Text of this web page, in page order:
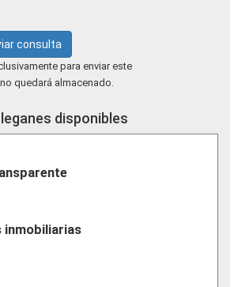
consulta
para enviar este
quedará almacenado.
disponibles
inmobiliarias